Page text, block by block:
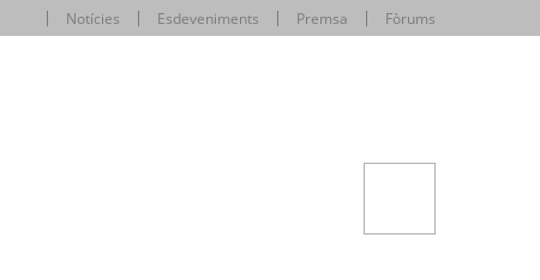
Notícies Esdeveniments Premsa Fòrums